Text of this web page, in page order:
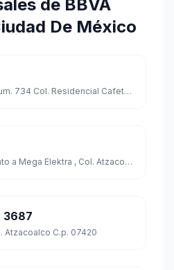
de BBVA
De México
Calz. De Las Bombas Num. 734 Col. Residencial Cafetales C.p. 04918
Av. Centenario 2080 Junto a Mega Elektra , Col. Atzacoalco Esq. 5 De Mayo Cp. 07040
3687
Atzacoalco C.p. 07420